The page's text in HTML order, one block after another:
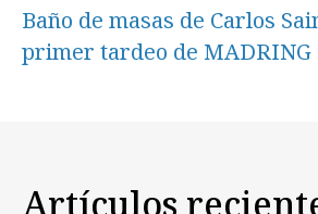
Baño de masas de Carlos
primer tardeo de MADRING
Artículos